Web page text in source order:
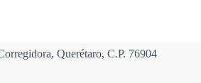
Querétaro, C.P. 76904